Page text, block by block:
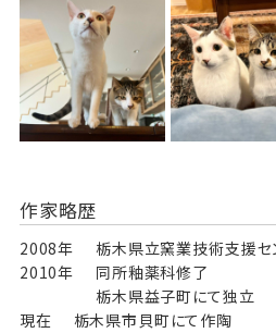
作家略歴
2008年
栃木県立窯業技術支援セ
2010年
同所釉薬科修了
栃木県益子町にて独立
現在
栃木県市貝町にて作陶